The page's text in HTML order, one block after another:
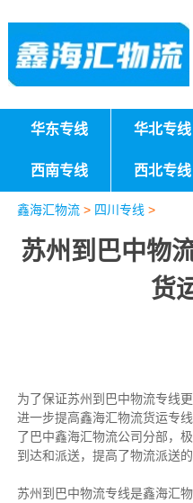
华东专线 华北专线
西南专线 西北专线
鑫海汇物流> 四川专线 >
苏州到巴中物
货
为了保证苏州到巴中物流专线
进一步提高鑫海汇物流货运专
了巴中鑫海汇物流公司分部，
到达和派送，提高了物流派送的
苏州到巴中物流专线是鑫海汇